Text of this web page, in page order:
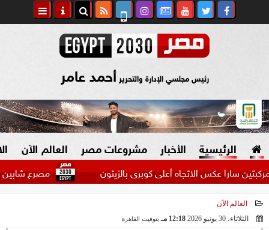
رئيس مجلسي الإدارة والتحرير أحمد عامر
الرئيسية الأخبار
السياسة
مشروعات مصر العالم الآن
مصرع شابين في حادث عكس الاتجاه أعلى كوبرى بالزيتون
العالم الآن
الثلاثاء، 30 يونيو 2026
12:18 مـ بتوقيت القاهرة